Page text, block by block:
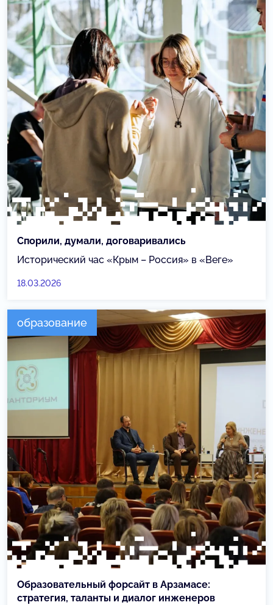
Спорили, думали, договаривались
Исторический час «Крым – Россия» в «Веге»
18.03.2026
образование
Образовательный форсайт в Арзамасе:
стратегия, таланты и диалог инженеров